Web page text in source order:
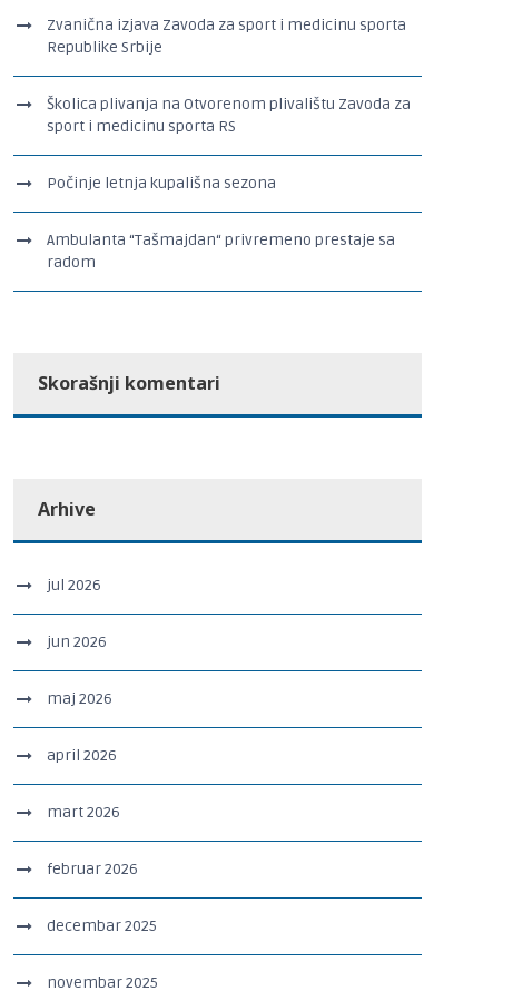
Zvanična izjava Zavoda za sport i medicinu sporta
Republike Srbije
Školica plivanja na Otvorenom plivalištu Zavoda za
sport i medicinu sporta RS
Počinje letnja kupališna sezona
Ambulanta “Tašmajdan“ privremeno prestaje sa
radom
Skorašnji komentari
Arhive
jul 2026
jun 2026
maj 2026
april 2026
mart 2026
februar 2026
decembar 2025
novembar 2025